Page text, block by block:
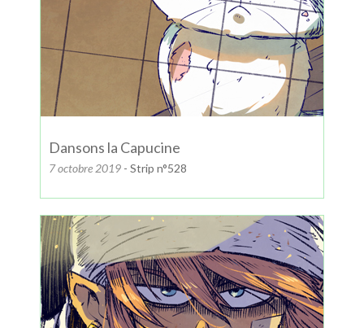
Dansons la Capucine
7 octobre 2019 - Strip n°528